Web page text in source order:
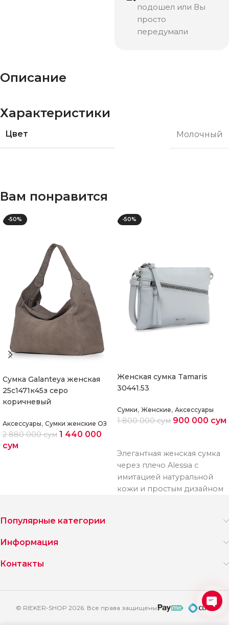
подошел или Вы
просто
передумали
Описание
Характеристики
Цвет Молочный
Вам понравится
-50%
Cумка Galanteya женская
25с1471к45з серо
коричневый
Аксессуары, Сумки женские ОЗ
2 880 000сум 1 440 000
сум
-50%
Женская сумка Tamaris
30441.53
Сумки, Женские, Аксессуары
1 800 000сум 900 000 сум
Элегантная женская сумка
через плечо Alessia с
имитацией натуральной
кожи и простым дизайном
Популярные категории
Информация
Контакты
© RIEKER-SHOP 2026. Все права защищены
2 000